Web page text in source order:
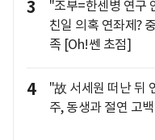
3
"조부=한센병 연구
친일 의혹 연좌제?
족 [Oh!쎈 초점]
4
"故 서세원 떠난 뒤
주, 동생과 절연 고백